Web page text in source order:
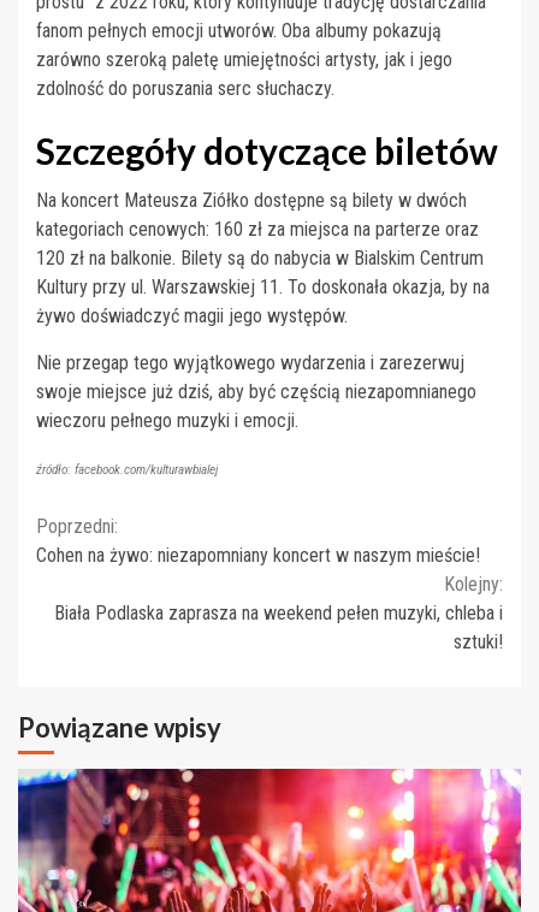
fanom pełnych emocji utworów. Oba albumy pokazują
zarówno szeroką paletę umiejętności artysty, jak i jego
zdolność do poruszania serc słuchaczy.
Szczegóły dotyczące biletów
Na koncert Mateusza Ziółko dostępne są bilety w dwóch
kategoriach cenowych: 160 zł za miejsca na parterze oraz
120 zł na balkonie. Bilety są do nabycia w Bialskim Centrum
Kultury przy ul. Warszawskiej 11. To doskonała okazja, by na
żywo doświadczyć magii jego występów.
Nie przegap tego wyjątkowego wydarzenia i zarezerwuj
swoje miejsce już dziś, aby być częścią niezapomnianego
wieczoru pełnego muzyki i emocji.
źródło: facebook.com/kulturawbialej
Continue
Poprzedni:
Cohen na żywo: niezapomniany koncert w naszym mieście!
Kolejny:
Biała Podlaska zaprasza na weekend pełen muzyki, chleba i
sztuki!
Powiązane wpisy